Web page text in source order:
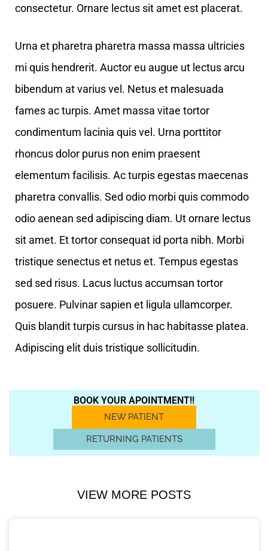
consectetur. Ornare lectus sit amet est placerat.
Urna et pharetra pharetra massa massa ultricies
mi quis hendrerit. Auctor eu augue ut lectus arcu
bibendum at varius vel. Netus et malesuada
fames ac turpis. Amet massa vitae tortor
condimentum lacinia quis vel. Urna porttitor
rhoncus dolor purus non enim praesent
elementum facilisis. Ac turpis egestas maecenas
pharetra convallis. Sed odio morbi quis commodo
odio aenean sed adipiscing diam. Ut ornare lectus
sit amet. Et tortor consequat id porta nibh. Morbi
tristique senectus et netus et. Tempus egestas
sed sed risus. Lacus luctus accumsan tortor
posuere. Pulvinar sapien et ligula ullamcorper.
Quis blandit turpis cursus in hac habitasse platea.
Adipiscing elit duis tristique sollicitudin.
BOOK YOUR APOINTMENT!!
NEW PATIENT
RETURNING PATIENTS
VIEW MORE POSTS